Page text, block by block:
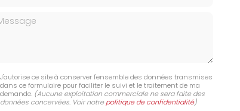
J'autorise ce site à conserver l'ensemble des données transmises
dans ce formulaire pour faciliter le suivi et le traitement de ma
demande. (Aucune exploitation commerciale ne sera faite des
données concervées. Voir notre politique de confidentialité)